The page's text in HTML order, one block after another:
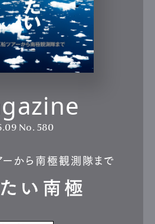
No. 580
ーから南極観測隊まで
い南極